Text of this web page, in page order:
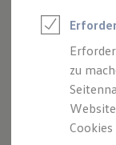
Leasing
Viel
Der
zu